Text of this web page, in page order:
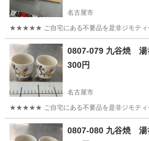
名古屋市
★★★★★ ご自宅にある不要品を是非ジモティー
愛知 名古屋市 小菊
0807-079 九谷焼
300円
名古屋市
★★★★★ ご自宅にある不要品を是非ジモティー
愛知 名古屋市 九谷焼
0807-080 九谷焼